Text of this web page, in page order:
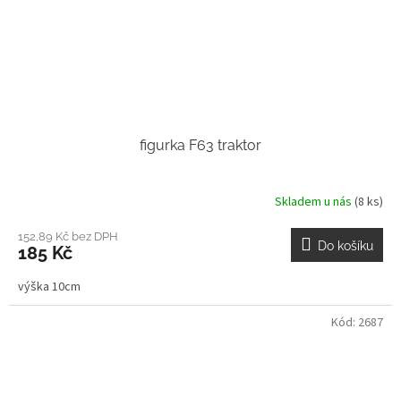
figurka F63 traktor
Skladem u nás (8 ks)
152,89 Kč bez DPH
185 Kč Do košíku
výška 10cm
Kód: 2687